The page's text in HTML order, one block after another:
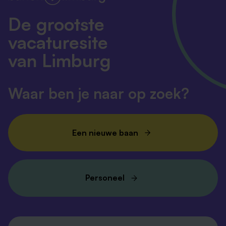
De grootste
vacaturesite
van Limburg
Waar ben je naar op zoek?
Een nieuwe baan
Personeel